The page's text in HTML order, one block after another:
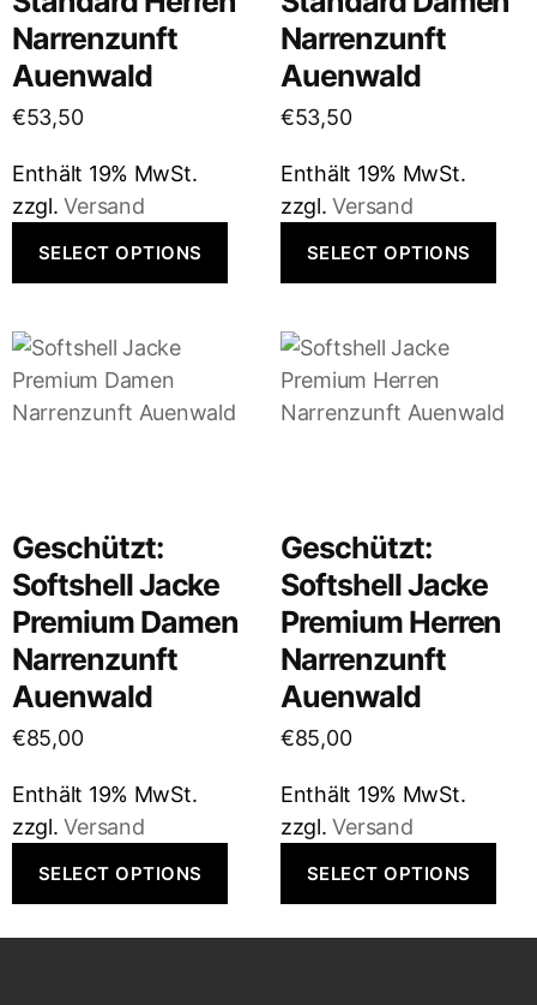
Narrenzunft
Auenwald
€53,50
Enthält 19% MwSt.
zzgl.Versand
SELECT OPTIONS
Narrenzunft
Auenwald
€53,50
Enthält 19% MwSt.
zzgl.Versand
SELECT OPTIONS
Geschützt:
Softshell Jacke
Premium Damen
Narrenzunft
Auenwald
€85,00
Enthält 19% MwSt.
zzgl.Versand
SELECT OPTIONS
Geschützt:
Softshell Jacke
Premium Herren
Narrenzunft
Auenwald
€85,00
Enthält 19% MwSt.
zzgl.Versand
SELECT OPTIONS